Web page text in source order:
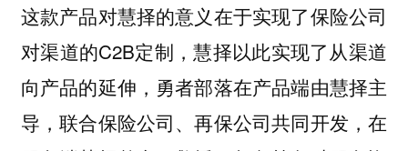
这款产品对慧择的意义在于实现了保险公司
对渠道的C2B定制，慧择以此实现了从渠道
向产品的延伸，勇者部落在产品端由慧择主
导，联合保险公司、再保公司共同开发，在